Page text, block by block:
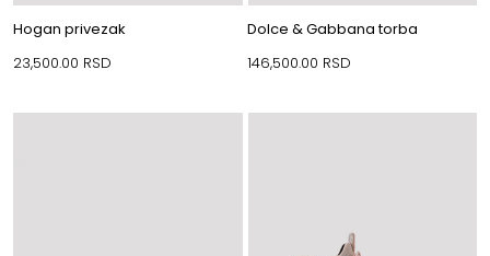
Hogan privezak
23,500.00 RSD
Dolce & Gabbana torba
146,500.00 RSD